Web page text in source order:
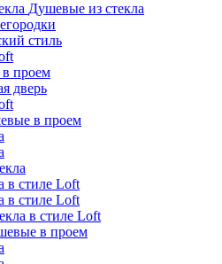
Душевые из стекла
стиль
проем
дверь
в проем
в стиле Loft
в стиле Loft
в стиле Loft
в проем